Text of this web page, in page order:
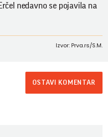
nedavno se pojavila na
Izvor: Prva.rs/S.M.
OSTAVI KOMENTAR